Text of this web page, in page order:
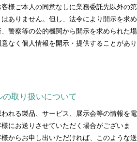
様ご本人の同意なしに業務委託先以外の第
ありません。但し、法令により開示を求め
警察等の公的機関から開示を求められた場
なく個人情報を開示・提供することがあり
取り扱いについて
れる製品、サービス、展示会等の情報を電
にお送りさせていただく場合がございま
からお申し出いただければ、このような送